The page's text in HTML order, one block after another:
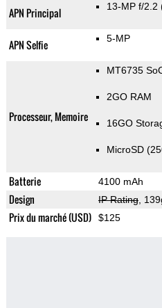
APN Principal 13-MP f/2.2
APN Selfie 5-MP
Processeur, Memoire
MT6735
2GO RAM
16GO
MicroSD
Batterie 4100 mAh
Design IP Rating,
Prix du marché (USD) $125